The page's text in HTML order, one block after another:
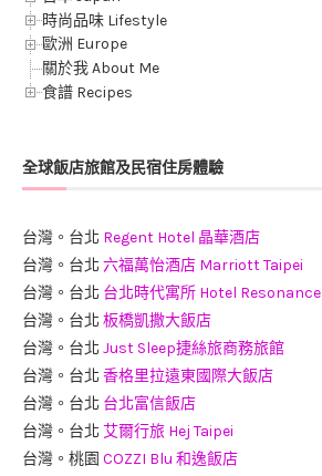
時尚品味 Lifestyle
歐洲 Europe
關於我 About Me
食譜 Recipes
全球飯店旅館及民宿住房體驗
台灣。台北 Regent Hotel 晶華酒店
台灣。台北 六福萬怡酒店 Marriott Taipei
台灣。台北 台北時代寓所 Hotel Resonance
台灣。台北 板橋凱撒大飯店
台灣。台北 Just Sleep捷絲旅商務旅館
台灣。台北 香格里拉遠東國際大飯店
台灣。台北 台北富信飯店
台灣。台北 艾爾行旅 Hej Taipei
台灣。桃園 COZZI Blu 和逸飯店